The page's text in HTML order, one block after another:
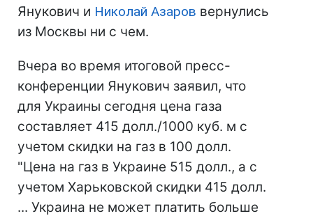
Янукович и Николай Азаров вернулись
из Москвы ни с чем.
Вчера во время итоговой пресс-
конференции Янукович заявил, что
для Украины сегодня цена газа
составляет 415 долл./1000 куб. м с
учетом скидки на газ в 100 долл.
"Цена на газ в Украине 515 долл., а с
учетом Харьковской скидки 415 долл.
... Украина не может платить больше